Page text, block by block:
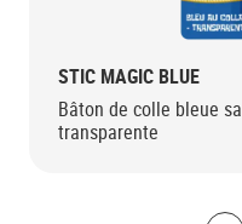
STIC MAGIC BLUE
Bâton de colle bleue
transparente